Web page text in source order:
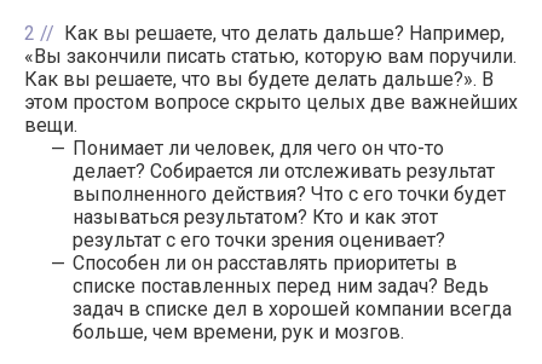
2
Как вы решаете, что делать дальше? Например,
«Вы закончили писать статью, которую вам поручили.
Как вы решаете, что вы будете делать дальше?». В
этом простом вопросе скрыто целых две важнейших
вещи.
Понимает ли человек, для чего он что-то
делает? Собирается ли отслеживать результат
выполненного действия? Что с его точки будет
называться результатом? Кто и как этот
результат с его точки зрения оценивает?
Способен ли он расставлять приоритеты в
списке поставленных перед ним задач? Ведь
задач в списке дел в хорошей компании всегда
больше, чем времени, рук и мозгов.